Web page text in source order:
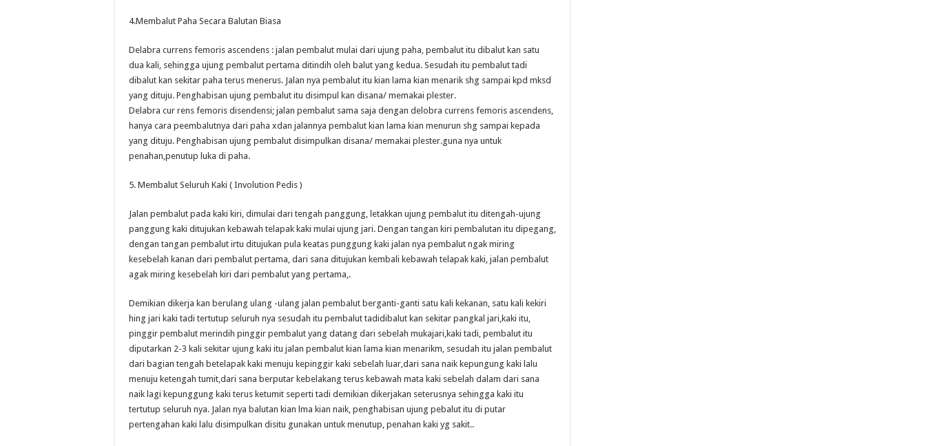
4.Membalut Paha Secara Balutan Biasa
Delabra currens femoris ascendens : jalan pembalut mulai dari ujung paha, pembalut itu dibalut kan satu
dua kali, sehingga ujung pembalut pertama ditindih oleh balut yang kedua. Sesudah itu pembalut tadi
dibalut kan sekitar paha terus menerus. Jalan nya pembalut itu kian lama kian menarik shg sampai kpd mksd
yang dituju. Penghabisan ujung pembalut itu disimpul kan disana/ memakai plester.
Delabra cur rens femoris disendensi; jalan pembalut sama saja dengan delobra currens femoris ascendens,
hanya cara peembalutnya dari paha xdan jalannya pembalut kian lama kian menurun shg sampai kepada
yang dituju. Penghabisan ujung pembalut disimpulkan disana/ memakai plester.guna nya untuk
penahan,penutup luka di paha.
5. Membalut Seluruh Kaki ( Involution Pedis )
Jalan pembalut pada kaki kiri, dimulai dari tengah panggung, letakkan ujung pembalut itu ditengah-ujung
panggung kaki ditujukan kebawah telapak kaki mulai ujung jari. Dengan tangan kiri pembalutan itu dipegang,
dengan tangan pembalut irtu ditujukan pula keatas punggung kaki jalan nya pembalut ngak miring
kesebelah kanan dari pembalut pertama, dari sana ditujukan kembali kebawah telapak kaki, jalan pembalut
agak miring kesebelah kiri dari pembalut yang pertama,.
Demikian dikerja kan berulang ulang -ulang jalan pembalut berganti-ganti satu kali kekanan, satu kali kekiri
hing jari kaki tadi tertutup seluruh nya sesudah itu pembalut tadidibalut kan sekitar pangkal jari,kaki itu,
pinggir pembalut merindih pinggir pembalut yang datang dari sebelah mukajari,kaki tadi, pembalut itu
diputarkan 2-3 kali sekitar ujung kaki itu jalan pembalut kian lama kian menarikm, sesudah itu jalan pembalut
dari bagian tengah betelapak kaki menuju kepinggir kaki sebelah luar,dari sana naik kepungung kaki lalu
menuju ketengah tumit,dari sana berputar kebelakang terus kebawah mata kaki sebelah dalam dari sana
naik lagi kepunggung kaki terus ketumit seperti tadi demikian dikerjakan seterusnya sehingga kaki itu
tertutup seluruh nya. Jalan nya balutan kian lma kian naik, penghabisan ujung pebalut itu di putar
pertengahan kaki lalu disimpulkan disitu gunakan untuk menutup, penahan kaki yg sakit..